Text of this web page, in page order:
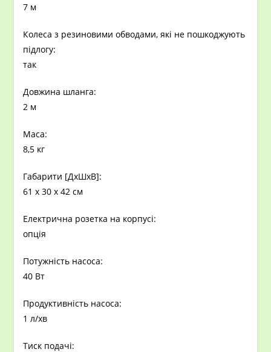
7 м
Колеса з резиновими обводами, які не пошкоджують
підлогу:
так
Довжина шланга:
2 м
Маса:
8,5 кг
Габарити [ДxШхВ]:
61 x 30 x 42 см
Електрична розетка на корпусі:
опція
Потужність насоса:
40 Вт
Продуктивність насоса:
1 л/хв
Тиск подачі: